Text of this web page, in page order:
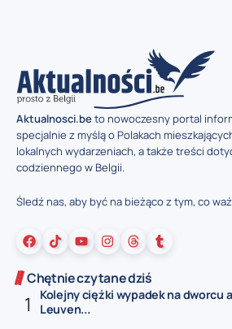
Aktualnosci.beto nowoczesny portal
specjalnie z myślą o Polakach
lokalnych wydarzeniach, a także treści
codziennego w Belgii.
Śledź nas, aby być na bieżąco z tym, co
Chętnie czytane dziś
Kolejny ciężki wypadek na dworcu
Leuven...